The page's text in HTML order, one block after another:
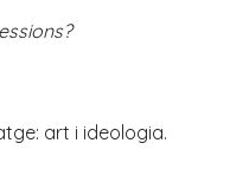
art i ideologia.